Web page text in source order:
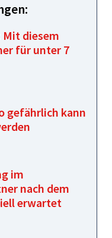
Mit diesem
für unter 7
gefährlich kann
im
nach dem
erwartet